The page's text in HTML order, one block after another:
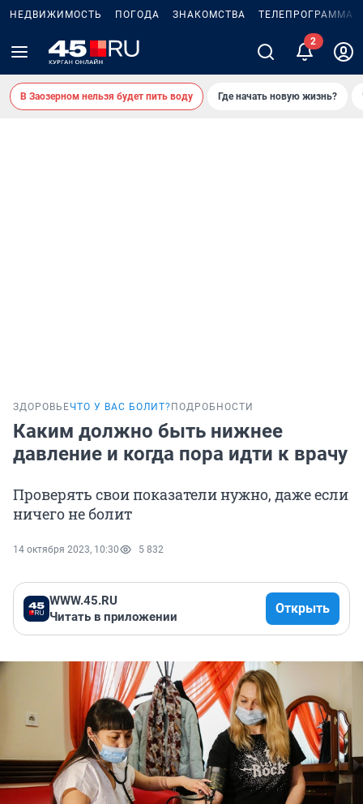
НЕДВИЖИМОСТЬ ПОГОДА ЗНАКОМСТВА ТЕЛЕПРОГРАММА
В Заозерном нельзя будет пить воду Где начать новую жизнь?
ЗДОРОВЬЕЧТО У ВАС БОЛИТ? ПОДРОБНОСТИ
Каким должно быть нижнее
давление и когда пора идти к врачу
Проверять свои показатели нужно, даже если
ничего не болит
14 октября 2023, 10:30 5 832
WWW.45.RU
Читать в приложении
Открыть